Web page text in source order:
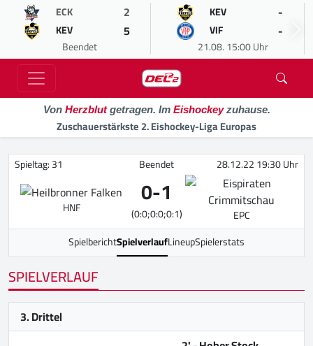
ECK 2
KEV 5
Beendet
KEV -
VIF -
21.08. 15:00 Uhr
Von Herzblutgetragen. Im Eishockeyzuhause.
Zuschauerstärkste 2. Eishockey-Liga Europas
Spieltag: 31 Beendet 28.12.22 19:30 Uhr
HNF 0-1
(0:0;0:0;0:1)
EPC
SpielberichtSpielverlaufLineupSpielerstats
SPIELVERLAUF
3. Drittel